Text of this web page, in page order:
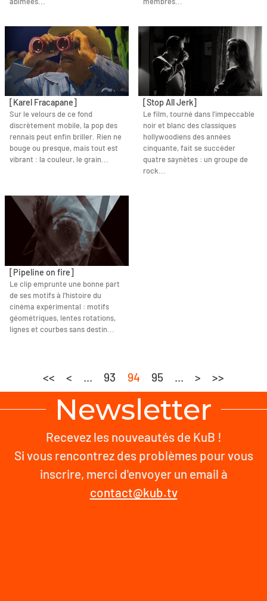
[Karel Fracapane]
Sur le velours de ce fond
discrètement mobile, la pop des
rennais peut enfin briller. Rien ne
bouge ou presque, mais tout est
vibrant : la couleur, le grain...
[Stop All Jerk]
Le film, tourné dans l’impeccable
noir et blanc des classiques
hollywoodiens des années
cinquante, fait se succéder
quatre saynètes : un groupe de
rock...
[Pipeline on fire]
Le clip emprunte une bonne part
de ses motifs à l’histoire du
cinéma expérimental : motifs
géométriques, lentes rotations,
lignes et courbes sans destin...
<< < ... 93 94 95 ... > >>
Newsletter
Recevez les nouveautés de KuB !
Si vous rencontrez des problèmes pour vous
inscrire, merci d'envoyer un email à
contact@kub.tv